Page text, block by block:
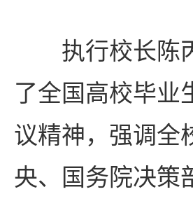
执行校长陈
了全国高校毕业
议精神，强调全
央、国务院决策